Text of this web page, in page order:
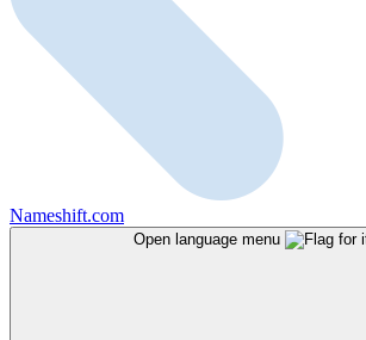
Nameshift.com
Open language menu